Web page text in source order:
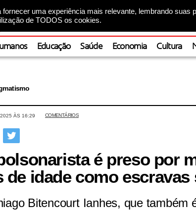
uma experiência mais relevante, lembrando suas
de TODOS os cookies.
Educação Saúde Economia Cultura
ÀS 16:29 COMENTÁRIOS
é preso por
de idade como escravas
Bitencourt Ianhes, que também